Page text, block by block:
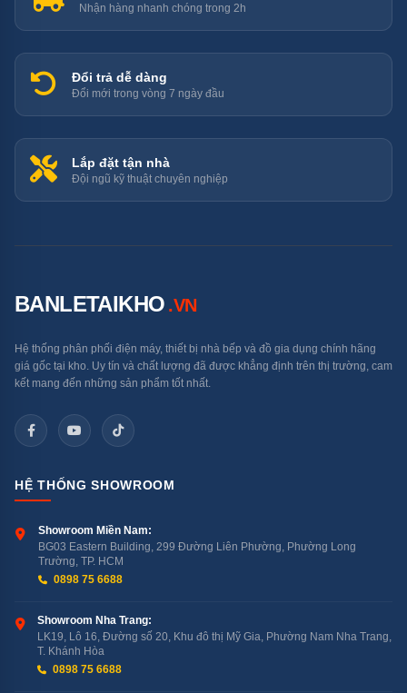
Tính năng Favourite giúp người dùng có thể tùy chỉnh, lưu các
chương trình rửa yêu thích
Ứng dụng Home Connect điều khiển
máy kết nối từ xa
có thể giám sát và điều khiển máy từ xa ngay trên điện
Ứng dụng này giúp người dùng theo dõi trạng thái hoạt
động, nhận thông báo về chương trình đang chạy hay
tình trạng chất tẩy rửa, giúp bạn quản lý thiết bị dễ dàng
hơn.
Ngoài ra, bạn có thể khởi động chương trình rửa từ xa
Amazon Alexa để thao tác nhanh chóng, giúp tiết kiệm
sử dụng cho gia đình.
Nhận hàng nhanh chóng trong 2h
Đổi trả dễ dàng
Đổi mới trong vòng 7 ngày đầu
Lắp đặt tận nhà
Đội ngũ kỹ thuật chuyên nghiệp
BANLETAIKHO .VN
Hệ thống phân phối điện máy, thiết bị nhà bếp và đồ gia dụng chính hãng
giá gốc tại kho. Uy tín và chất lượng đã được khẳng định trên thị trường, cam
kết mang đến những sản phẩm tốt nhất.
HỆ THỐNG SHOWROOM
Showroom Miền Nam:
BG03 Eastern Building, 299 Đường Liên Phường, Phường Long
Trường, TP. HCM
0898 75 6688
Showroom Nha Trang:
LK19, Lô 16, Đường số 20, Khu đô thị Mỹ Gia, Phường Nam Nha Trang,
T. Khánh Hòa
0898 75 6688